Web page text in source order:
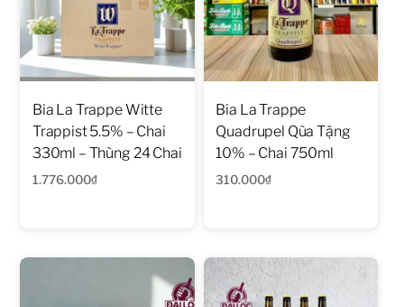
Bia La Trappe Witte
Trappist 5.5% – Chai
330ml – Thùng 24 Chai
1.776.000₫
Bia La Trappe
Quadrupel Qùa Tặng
10% – Chai 750ml
310.000₫